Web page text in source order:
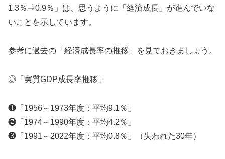
1.3％⇒0.9％」は、思うように「経済成長」が進んでいな
いことを示しています。
参考に過去の「経済成長率の推移」を見ておきましょう。
◎「実質GDP成長率推移」
❶「1956～1973年度：平均9.1％」
❷「1974～1990年度：平均4.2％」
❸「1991～2022年度：平均0.8％」（失われた30年）